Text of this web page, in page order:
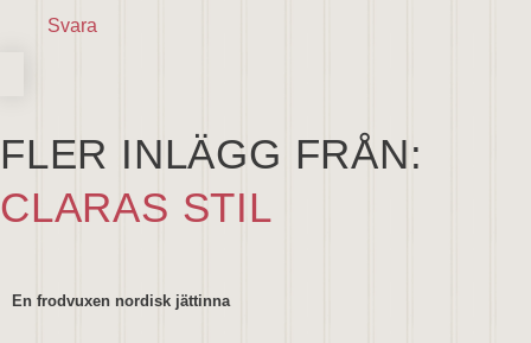
Svara
FLER INLÄGG FRÅN:
CLARAS STIL
En frodvuxen nordisk jättinna